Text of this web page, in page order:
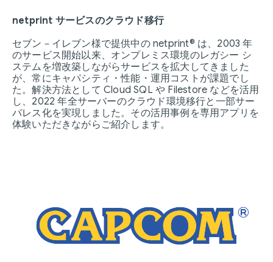
netprint サービスのクラウド移行
セブン－イレブン様で提供中の netprint® は、2003 年
のサービス開始以来、オンプレミス環境のレガシー シ
ステムを増改築しながらサービスを拡大してきました
が、常にキャパシティ・性能・運用コストが課題でし
た。解決方法として Cloud SQL や Filestore などを活用
し、2022 年全サーバーのクラウド環境移行と一部サー
バレス化を実現しました。その活用事例を専用アプリを
体験いただきながらご紹介します。